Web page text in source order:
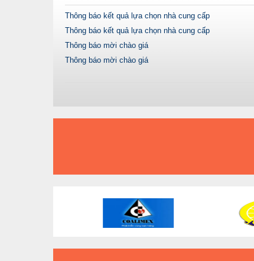
Thông báo kết quả lựa chọn nhà cung cấp
Thông báo kết quả lựa chọn nhà cung cấp
Thông báo mời chào giá
Thông báo mời chào giá